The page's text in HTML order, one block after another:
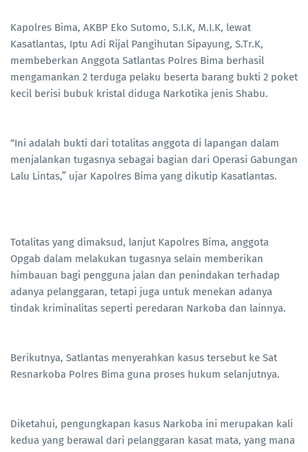
Kapolres Bima, AKBP Eko Sutomo, S.I.K, M.I.K, lewat
Kasatlantas, Iptu Adi Rijal Pangihutan Sipayung, S.Tr.K,
membeberkan Anggota Satlantas Polres Bima berhasil
mengamankan 2 terduga pelaku beserta barang bukti 2 poket
kecil berisi bubuk kristal diduga Narkotika jenis Shabu.
“Ini adalah bukti dari totalitas anggota di lapangan dalam
menjalankan tugasnya sebagai bagian dari Operasi Gabungan
Lalu Lintas,” ujar Kapolres Bima yang dikutip Kasatlantas.
Totalitas yang dimaksud, lanjut Kapolres Bima, anggota
Opgab dalam melakukan tugasnya selain memberikan
himbauan bagi pengguna jalan dan penindakan terhadap
adanya pelanggaran, tetapi juga untuk menekan adanya
tindak kriminalitas seperti peredaran Narkoba dan lainnya.
Berikutnya, Satlantas menyerahkan kasus tersebut ke Sat
Resnarkoba Polres Bima guna proses hukum selanjutnya.
Diketahui, pengungkapan kasus Narkoba ini merupakan kali
kedua yang berawal dari pelanggaran kasat mata, yang mana